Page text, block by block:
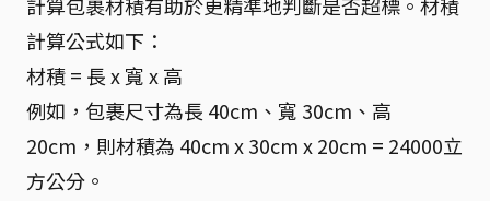
計算公式如下：
材積 = 長 x 寬 x 高
例如，包裹尺寸為長 40cm、寬 30cm、高
20cm，則材積為 40cm x 30cm x 20cm = 24000立
方公分。